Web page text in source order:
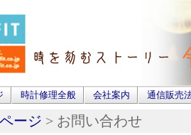
時計修理全般 会社案内 通信販売
ージ > お問い合わせ